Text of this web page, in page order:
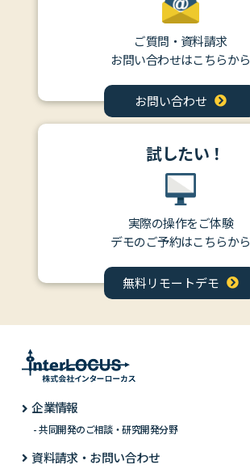
ご質問・資料請求
お問い合わせはこちらから
お問い合わせ
試したい！
実際の操作をご体験
デモのご予約はこちらから
無料リモートデモ
企業情報
共同開発のご相談・研究開発分野
資料請求・お問い合わせ